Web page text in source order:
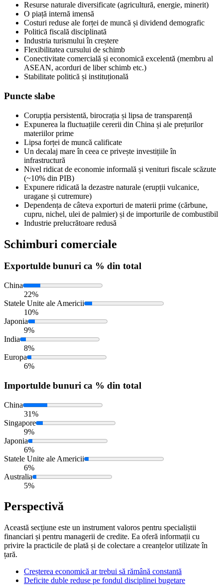
Resurse naturale diversificate (agricultură, energie, minerit)
O piață internă imensă
Costuri reduse ale forței de muncă și dividend demografic
Politică fiscală disciplinată
Industria turismului în creștere
Flexibilitatea cursului de schimb
Conectivitate comercială și economică excelentă (membru al
ASEAN, acorduri de liber schimb etc.)
Stabilitate politică și instituțională
Puncte slabe
Corupția persistentă, birocrația și lipsa de transparență
Expunerea la fluctuațiile cererii din China și ale prețurilor
materiilor prime
Lipsa forței de muncă calificate
Un decalaj mare în ceea ce privește investițiile în
infrastructură
Nivel ridicat de economie informală și venituri fiscale scăzute
(~10% din PIB)
Expunere ridicată la dezastre naturale (erupții vulcanice,
uragane și cutremure)
Dependența de câteva exporturi de materii prime (cărbune,
cupru, nichel, ulei de palmier) și de importurile de combustibil
Industrie prelucrătoare redusă
Schimburi comerciale
Exportulde bunuri ca % din total
China
22%
Statele Unite ale Americii
10%
Japonia
9%
India
8%
Europa
6%
Importulde bunuri ca % din total
China
31%
Singapore
9%
Japonia
6%
Statele Unite ale Americii
6%
Australia
5%
Perspectivă
Această secțiune este un instrument valoros pentru specialiștii
financiari și pentru managerii de credite. Ea oferă informații cu
privire la practicile de plată și de colectare a creanțelor utilizate în
țară.
Creșterea economică ar trebui să rămână constantă
Deficite duble reduse pe fondul disciplinei bugetare